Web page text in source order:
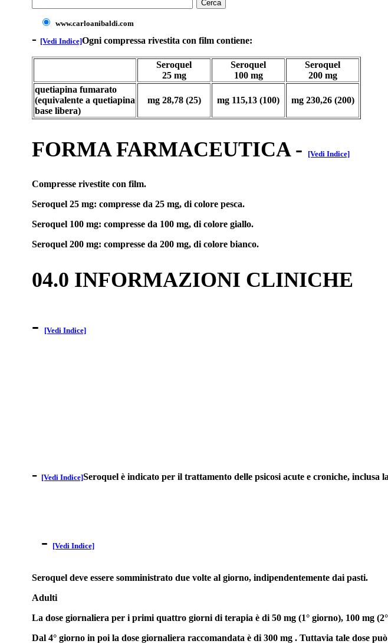
www.carloanibaldi.com
- [Vedi Indice]Ogni compressa rivestita con film contiene:
Seroquel
25 mg
Seroquel
100 mg
Seroquel
200 mg
quetiapina fumarato
(equivalente a quetiapina
base libera)
mg 28,78 (25) mg 115,13 (100) mg 230,26 (200)
FORMA FARMACEUTICA- [Vedi Indice]
Compresse rivestite con film.
Seroquel 25 mg: compresse da 25 mg, di colore pesca.
Seroquel 100 mg: compresse da 100 mg, di colore giallo.
Seroquel 200 mg: compresse da 200 mg, di colore bianco.
04.0 INFORMAZIONI CLINICHE
-
[Vedi Indice]
- [Vedi Indice]Seroquel è indicato per il trattamento delle psicosi acute e croniche, inclusa
- [Vedi Indice]
Seroquel deve essere somministrato due volte al giorno, indipendentemente dai pasti.
Adulti
La dose giornaliera per i primi quattro giorni di terapia è di 50 mg (1° giorno), 100 mg
Dal 4° giorno in poi la dose giornaliera raccomandata è di 300 mg . Tuttavia tale dose